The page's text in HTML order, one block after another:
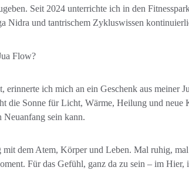
Seit 2024 unterrichte ich in den
Nidra und tantrischem Zykluswissen
Flow?
ich mich an ein Geschenk aus meiner
Sonne für Licht, Wärme, Heilung und neue
Neuanfang sein kann.
dem Atem, Körper und Leben. Mal ruhig,
Für das Gefühl, ganz da zu sein – im Hier,